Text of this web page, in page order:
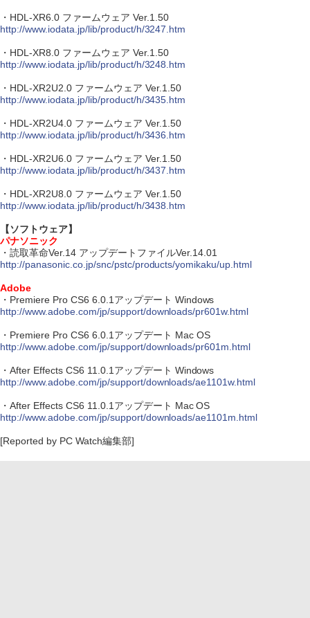
・HDL-XR6.0 ファームウェア Ver.1.50
http://www.iodata.jp/lib/product/h/3247.htm
・HDL-XR8.0 ファームウェア Ver.1.50
http://www.iodata.jp/lib/product/h/3248.htm
・HDL-XR2U2.0 ファームウェア Ver.1.50
http://www.iodata.jp/lib/product/h/3435.htm
・HDL-XR2U4.0 ファームウェア Ver.1.50
http://www.iodata.jp/lib/product/h/3436.htm
・HDL-XR2U6.0 ファームウェア Ver.1.50
http://www.iodata.jp/lib/product/h/3437.htm
・HDL-XR2U8.0 ファームウェア Ver.1.50
http://www.iodata.jp/lib/product/h/3438.htm
【ソフトウェア】
パナソニック
・読取革命Ver.14 アップデートファイルVer.14.01
http://panasonic.co.jp/snc/pstc/products/yomikaku/up.html
Adobe
・Premiere Pro CS6 6.0.1アップデート Windows
http://www.adobe.com/jp/support/downloads/pr601w.html
・Premiere Pro CS6 6.0.1アップデート Mac OS
http://www.adobe.com/jp/support/downloads/pr601m.html
・After Effects CS6 11.0.1アップデート Windows
http://www.adobe.com/jp/support/downloads/ae1101w.html
・After Effects CS6 11.0.1アップデート Mac OS
http://www.adobe.com/jp/support/downloads/ae1101m.html
[Reported by PC Watch編集部]